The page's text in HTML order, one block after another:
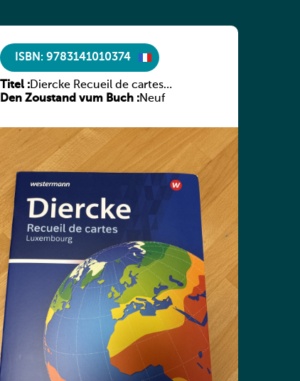
ISBN: 9783141010374
Titel :Diercke Recueil de cartes
Luxembourg
Den Zoustand vum Buch :Neuf